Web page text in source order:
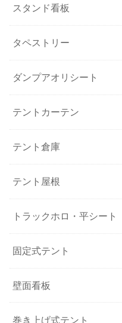
スタンド看板
タペストリー
ダンプアオリシート
テントカーテン
テント倉庫
テント屋根
トラックホロ・平シート
固定式テント
壁面看板
巻き上げ式テント